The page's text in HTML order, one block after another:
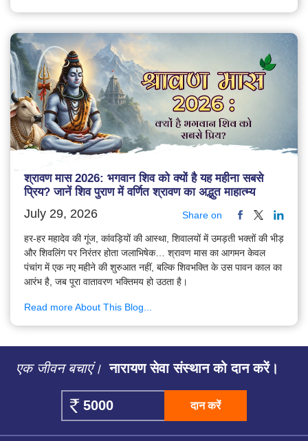
श्रावण मास 2026: भगवान शिव को क्यों है यह महीना सबसे
प्रिय? जानें शिव पुराण में वर्णित श्रावण का अद्भुत माहात्म्य
July 29, 2026 Share on
हर-हर महादेव की गूंज, कांवड़ियों की आस्था, शिवालयों में उमड़ती भक्तों की भीड़
और शिवलिंग पर निरंतर होता जलाभिषेक… श्रावण मास का आगमन केवल
पंचांग में एक नए महीने की शुरुआत नहीं, बल्कि शिवभक्ति के उस पावन काल का
आरंभ है, जब पूरा वातावरण भक्तिमय हो उठता है।
Read more About This Blog...
एक जीवन बचाएं। नारायण सेवा संस्थान को दान करें।
दान करें